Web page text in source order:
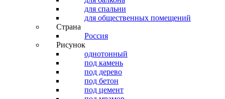
для спальни
для общественных помещений
Страна
Россия
Рисунок
однотонный
под камень
под дерево
под бетон
под цемент